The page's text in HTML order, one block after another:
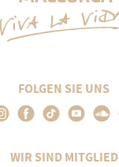
FOLGEN SIE UNS
WIR SIND MITGLIED